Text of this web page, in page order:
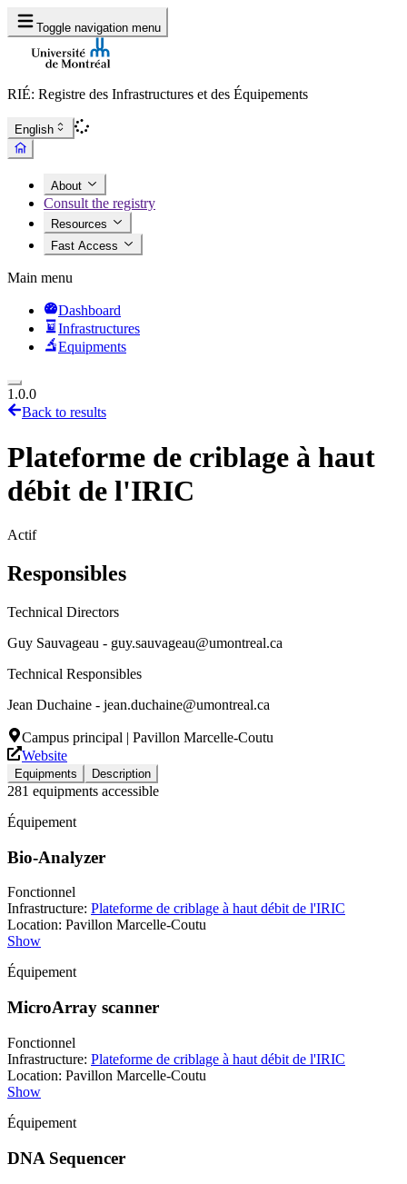
Toggle navigation menu
RIÉ: Registre des Infrastructures et des Équipements
English
About
Consult the registry
Resources
Fast Access
Main menu
Dashboard
Infrastructures
Equipments
1.0.0
Back to results
Plateforme de criblage à haut
débit de l'IRIC
Actif
Responsibles
Technical Directors
Guy Sauvageau - guy.sauvageau@umontreal.ca
Technical Responsibles
Jean Duchaine - jean.duchaine@umontreal.ca
Campus principal | Pavillon Marcelle-Coutu
Website
Equipments Description
281 equipments accessible
Équipement
Bio-Analyzer
Fonctionnel
Infrastructure: Plateforme de criblage à haut débit de l'IRIC
Location: Pavillon Marcelle-Coutu
Show
Équipement
MicroArray scanner
Fonctionnel
Infrastructure: Plateforme de criblage à haut débit de l'IRIC
Location: Pavillon Marcelle-Coutu
Show
Équipement
DNA Sequencer